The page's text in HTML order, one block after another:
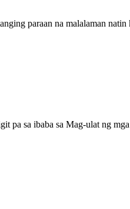
paraan na malalaman natin
pa sa ibaba sa Mag-ulat ng